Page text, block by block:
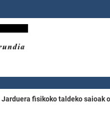
Jarduera fisikoko taldeko saioak